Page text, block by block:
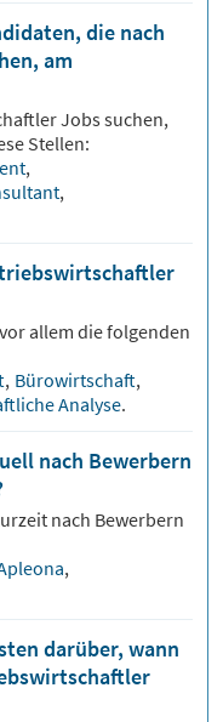
die nach
am
Jobs suchen,
Stellen:
,
,
allem die folgenden
, Bürowirtschaft,
Analyse.
nach Bewerbern
nach Bewerbern
,
darüber, wann